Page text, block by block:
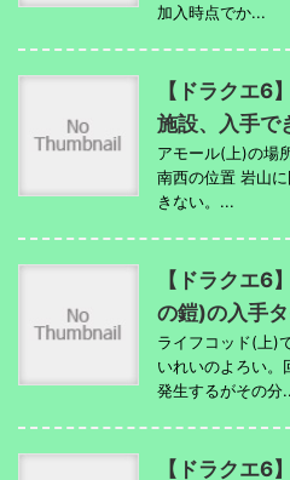
加入時点でか...
【ドラクエ6
施設、入手で
アモール(上)の場
南西の位置 岩山
きない。...
【ドラクエ6
の鎧)の入手
ライフコッド(上)
いれいのよろい。
発生するがその分
【ドラクエ6